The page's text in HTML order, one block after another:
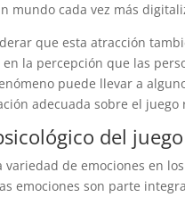
mundo cada vez más
que esta atracción
la percepción que las
puede llevar a
adecuada sobre el juego
del juego
variedad de emociones en
emociones son parte